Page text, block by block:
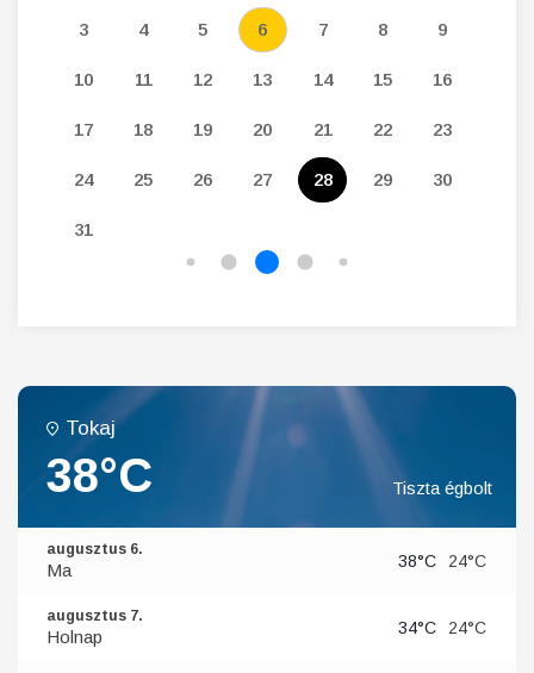
3 4 5 6 7 8 9
10 11 12 13 14 15 16
17 18 19 20 21 22 23
24 25 26 27 28 29 30
31
Tokaj
38°C Tiszta égbolt
augusztus 6.
Ma 38°C 24°C
augusztus 7.
Holnap 34°C 24°C